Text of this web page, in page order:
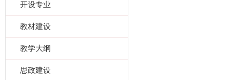
开设专业
教材建设
教学大纲
思政建设